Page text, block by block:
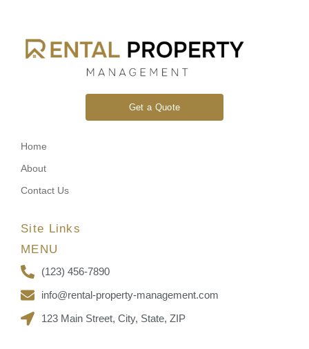
Get a Quote
Home
About
Contact Us
Site Links
MENU
(123) 456-7890
info@rental-property-management.com
123 Main Street, City, State, ZIP